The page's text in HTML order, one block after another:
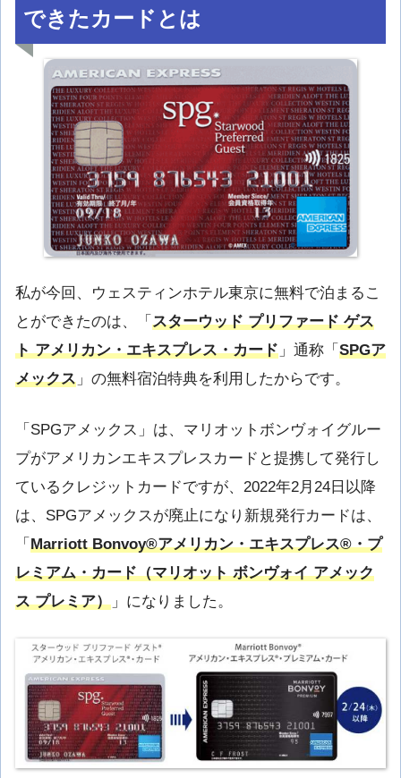
できたカードとは
私が今回、ウェスティンホテル東京に無料で泊まるこ
とができたのは、「 スターウッド プリファード ゲス
ト アメリカン・エキスプレス・カード 」通称「 SPGア
メックス 」の無料宿泊特典を利用したからです。
「SPGアメックス」は、マリオットボンヴォイグルー
プがアメリカンエキスプレスカードと提携して発行し
ているクレジットカードですが、2022年2月24日以降
は、SPGアメックスが廃止になり新規発行カードは、
「 Marriott Bonvoy®アメリカン・エキスプレス®・プ
レミアム・カード（マリオット ボンヴォイ アメック
ス プレミア） 」になりました。